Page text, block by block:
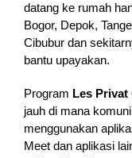
datang ke rumah
Bogor, Depok,
Cibubur dan
bantu upayakan.
Program Les Privat
jauh di mana
menggunakan
Meet dan aplikasi